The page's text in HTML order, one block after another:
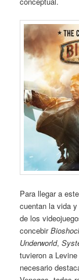
Para llegar a
cuentan la vida
de los
concebir
Underworld,
tuvieron a
necesario